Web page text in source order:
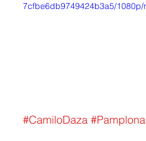
7cfbe6db9749424b3a5/
#CamiloDaza #Pamplona